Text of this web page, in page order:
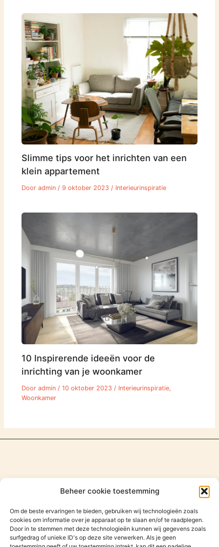
Beheer cookie toestemming
Om de beste ervaringen te bieden, gebruiken wij technologieën zoals
cookies om informatie over je apparaat op te slaan en/of te raadplegen.
Door in te stemmen met deze technologieën kunnen wij gegevens zoals
surfgedrag of unieke ID's op deze site verwerken. Als je geen
Slimme tips voor het inrichten van een
klein appartement
Dooradmin/9 oktober 2023/ Interieurinspiratie
10 Inspirerende ideeën voor de
inrichting van je woonkamer
Dooradmin /10 oktober 2023 / Interieurinspiratie,
Woonkamer